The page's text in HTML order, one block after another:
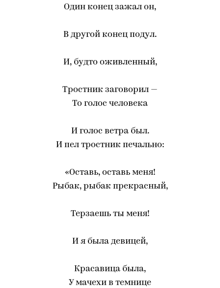
Один конец зажал он,
В другой конец подул.
И, будто оживленный,
Тростник заговорил —
То голос человека
И голос ветра был.
И пел тростник печально:
«Оставь, оставь меня!
Рыбак, рыбак прекрасный,
Терзаешь ты меня!
И я была девицей,
Красавица была,
У мачехи в темнице